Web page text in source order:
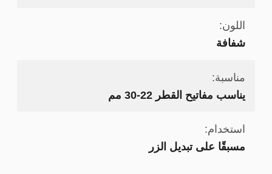
اللون:
شفافة
مناسبة:
يناسب مفاتيح القطر 22-30 مم
استخدام:
مسبقًا على تبديل الزر